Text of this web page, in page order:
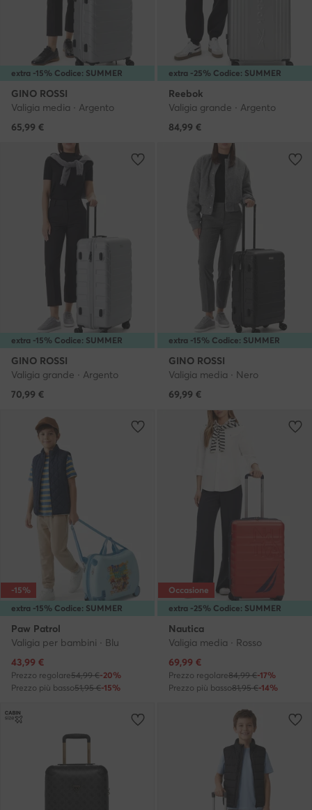
extra -15% Codice: SUMMER
GINO ROSSI
Valigia media · Argento
65,99 €
extra -25% Codice: SUMMER
Reebok
Valigia grande · Argento
84,99 €
extra -15% Codice: SUMMER
GINO ROSSI
Valigia grande · Argento
70,99 €
extra -15% Codice: SUMMER
GINO ROSSI
Valigia media · Nero
69,99 €
extra -15% Codice: SUMMER
-15%
Paw Patrol
Valigia per bambini · Blu
Prezzo attuale
43,99 €
Prezzo regolare54,99 €-20%
Prezzo più basso51,95 €-15%
extra -25% Codice: SUMMER
Occasione
Nautica
Valigia media · Rosso
Prezzo attuale
69,99 €
Prezzo regolare84,99 €-17%
Prezzo più basso81,95 €-14%